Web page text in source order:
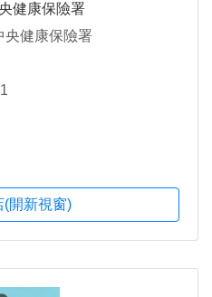
健康保險署
央健康保險署
(開新視窗)